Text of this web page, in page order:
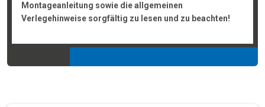
Montageanleitung sowie die allgemeinen
Verlegehinweise sorgfältig zu lesen und zu beachten!